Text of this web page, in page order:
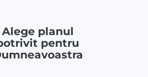
Alege planul
pentru